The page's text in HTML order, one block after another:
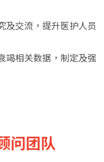
及交流，提升医护人员
竭相关数据，制定及强
问团队